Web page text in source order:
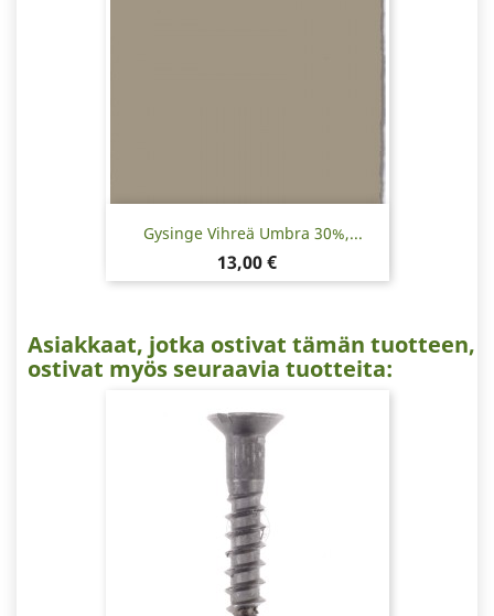
Gysinge Vihreä Umbra 30%,...
Hinta
13,00 €
Asiakkaat, jotka ostivat tämän tuotteen,
ostivat myös seuraavia tuotteita: